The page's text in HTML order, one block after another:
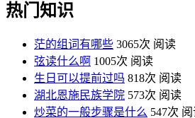
热门知识
茫的组词有哪些 3065次 阅读
弦读什么啊 1005次 阅读
生日可以提前过吗 818次 阅读
湖北恩施民族学院 573次 阅读
炒菜的一般步骤是什么 547次